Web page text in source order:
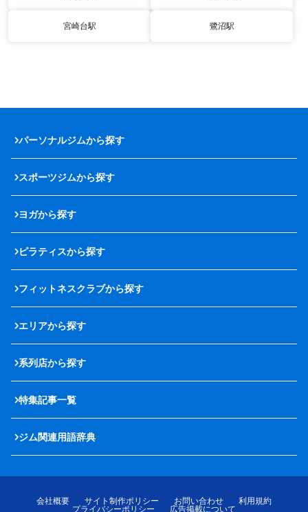
宮崎台駅 鷺沼駅
パーソナルジムから探す
スポーツジムから探す
ヨガから探す
ピラティスから探す
フィットネスクラブから探す
エリアから探す
系列店から探す
特集記事一覧
ジム関連用語辞典
会社概要 サイト制作ポリシー お問い合わせ
利用規約
プライバシーポリシー
広告掲載について